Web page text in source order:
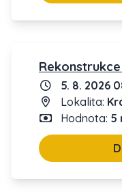
5. 8. 2026
Lokalita:
Hodnota: 5